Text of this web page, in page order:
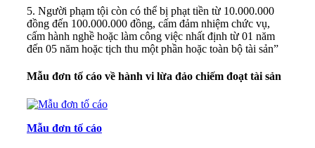
5. Người phạm tội còn có thể bị phạt tiền từ 10.000.000
đồng đến 100.000.000 đồng, cấm đảm nhiệm chức vụ,
cấm hành nghề hoặc làm công việc nhất định từ 01 năm
đến 05 năm hoặc tịch thu một phần hoặc toàn bộ tài sản”
Mẫu đơn tố cáo về hành vi lừa đảo chiếm đoạt tài sản
Mẫu đơn tố cáo